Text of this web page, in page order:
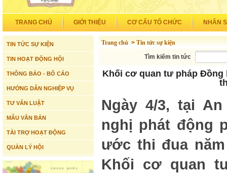
TRANG CHỦ GIỚI THIỆU CƠ CẤU TỔ CHỨC NHÂN
TIN TỨC SỰ KIỆN
TIN HOẠT ĐỘNG HỘI
THÔNG BÁO - BỐ CÁO
HƯỚNG DẪN NGHIỆP VỤ
TƯ VẤN LUẬT
MẪU VĂN BẢN
TÀI TRỢ HOẠT ĐỘNG
QUẢN LÝ HỘI
Trang chủ > Tin tức sự kiện
Tìm kiếm tin tức
Khối cơ quan tư pháp
Ngày 4/3, tại
nghị phát động
ước thi đua
Khối cơ quan